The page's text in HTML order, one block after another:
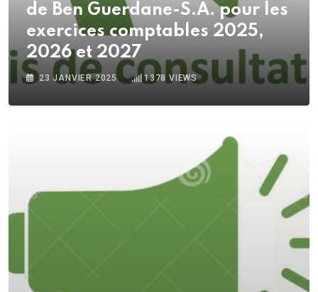
de Ben Guerdane-S.A. pour les
exercices comptables 2025,
2026 et 2027
23 JANVIER 2025 1378 VIEWS